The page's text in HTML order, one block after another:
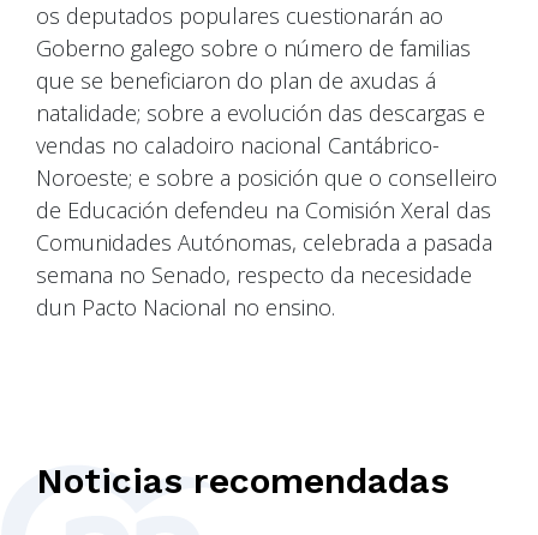
os deputados populares cuestionarán ao
Goberno galego sobre o número de familias
que se beneficiaron do plan de axudas á
natalidade; sobre a evolución das descargas e
vendas no caladoiro nacional Cantábrico-
Noroeste; e sobre a posición que o conselleiro
de Educación defendeu na Comisión Xeral das
Comunidades Autónomas, celebrada a pasada
semana no Senado, respecto da necesidade
dun Pacto Nacional no ensino.
Noticias recomendadas